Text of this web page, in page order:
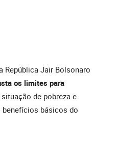
República Jair Bolsonaro
os limites para
de pobreza e
benefícios básicos do